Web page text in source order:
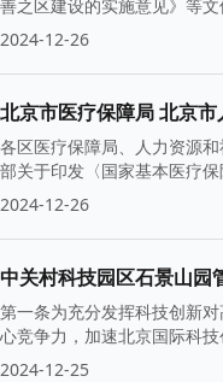
善之区建设的实施意见》等
2024-12-26
各区医疗保障局、人力资源
部关于印发〈国家基本医疗
2024-12-26
第一条为充分发挥科技创新
心竞争力，加速北京国际科
2024-12-25